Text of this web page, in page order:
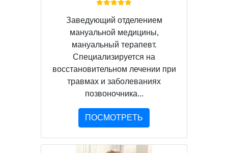
Заведующий отделением
мануальной медицины,
мануальный терапевт.
Специализируется на
восстановительном лечении при
травмах и заболеваниях
позвоночника...
ПОСМОТРЕТЬ